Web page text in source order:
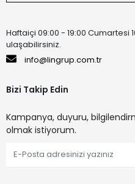
Haftaiçi 09:00 - 19:00 Cumartesi
ulaşabilirsiniz.
info@lingrup.com.tr
Bizi Takip Edin
Kampanya, duyuru,
olmak istiyorum.